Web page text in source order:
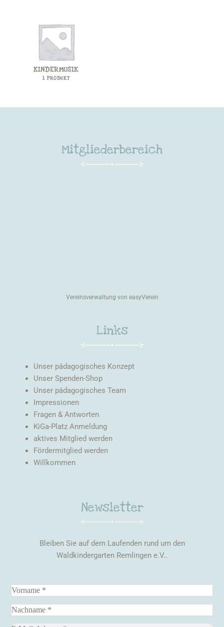
KINDERMUSIK
1 PRODUKT
Mitgliederbereich
Vereinsverwaltung von easyVerein
Links
Unser pädagogisches Konzept
Unser Spenden-Shop
Unser pädagogisches Team
Impressionen
Fragen & Antworten
KiGa-Platz Anmeldung
aktives Mitglied werden
Fördermitglied werden
Willkommen
Newsletter
Bleiben Sie auf dem Laufenden rund um den
Waldkindergarten Remlingen e.V..